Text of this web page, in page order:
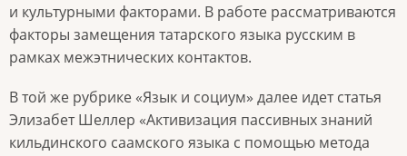
и культурными факторами. В работе рассматриваются
факторы замещения татарского языка русским в
рамках межэтнических контактов.
В той же рубрике «Язык и социум» далее идет статья
Элизабет Шеллер «Активизация пассивных знаний
кильдинского саамского языка с помощью метода